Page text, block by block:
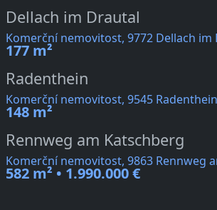
Dellach im Drautal
Komerční nemovitost, 9772 Dellach im
177 m²
Radenthein
Komerční nemovitost, 9545 Radenthein
148 m²
Rennweg am Katschberg
Komerční nemovitost, 9863 Rennweg
582 m² • 1.990.000 €